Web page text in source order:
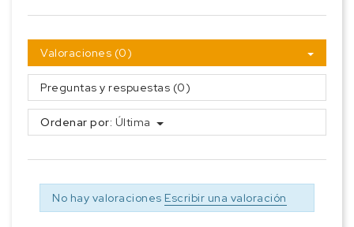
Valoraciones (0)
Preguntas y respuestas (0)
Ordenar por: Última
No hay valoraciones Escribir una valoración